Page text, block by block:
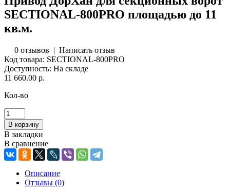
SECTIONAL-800PRO площадью до 11
кв.м.
0 отзывов | Написать отзыв
Код товара: SECTIONAL-800PRO
Доступность: На складе
11 660.00 р.
Кол-во
В закладки
В сравнение
Описание
Отзывы (0)